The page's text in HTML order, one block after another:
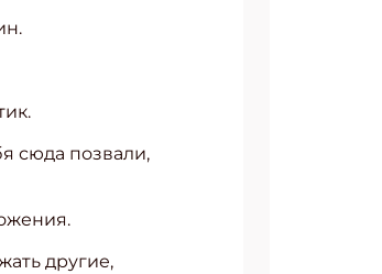
сюда позвали,
другие,